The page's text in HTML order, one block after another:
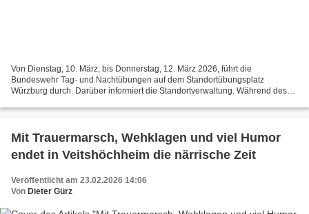
Von Dienstag, 10. März, bis Donnerstag, 12. März 2026, führt die
Bundeswehr Tag- und Nachtübungen auf dem Standortübungsplatz
Würzburg durch. Darüber informiert die Standortverwaltung. Während des
Mit Trauermarsch, Wehklagen und viel Humor
endet in Veitshöchheim die närrische Zeit
Veröffentlicht am 23.02.2026 14:06
Von Dieter Gürz